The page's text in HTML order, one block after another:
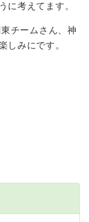
に考えてます。
チームさん、神
しみにです。